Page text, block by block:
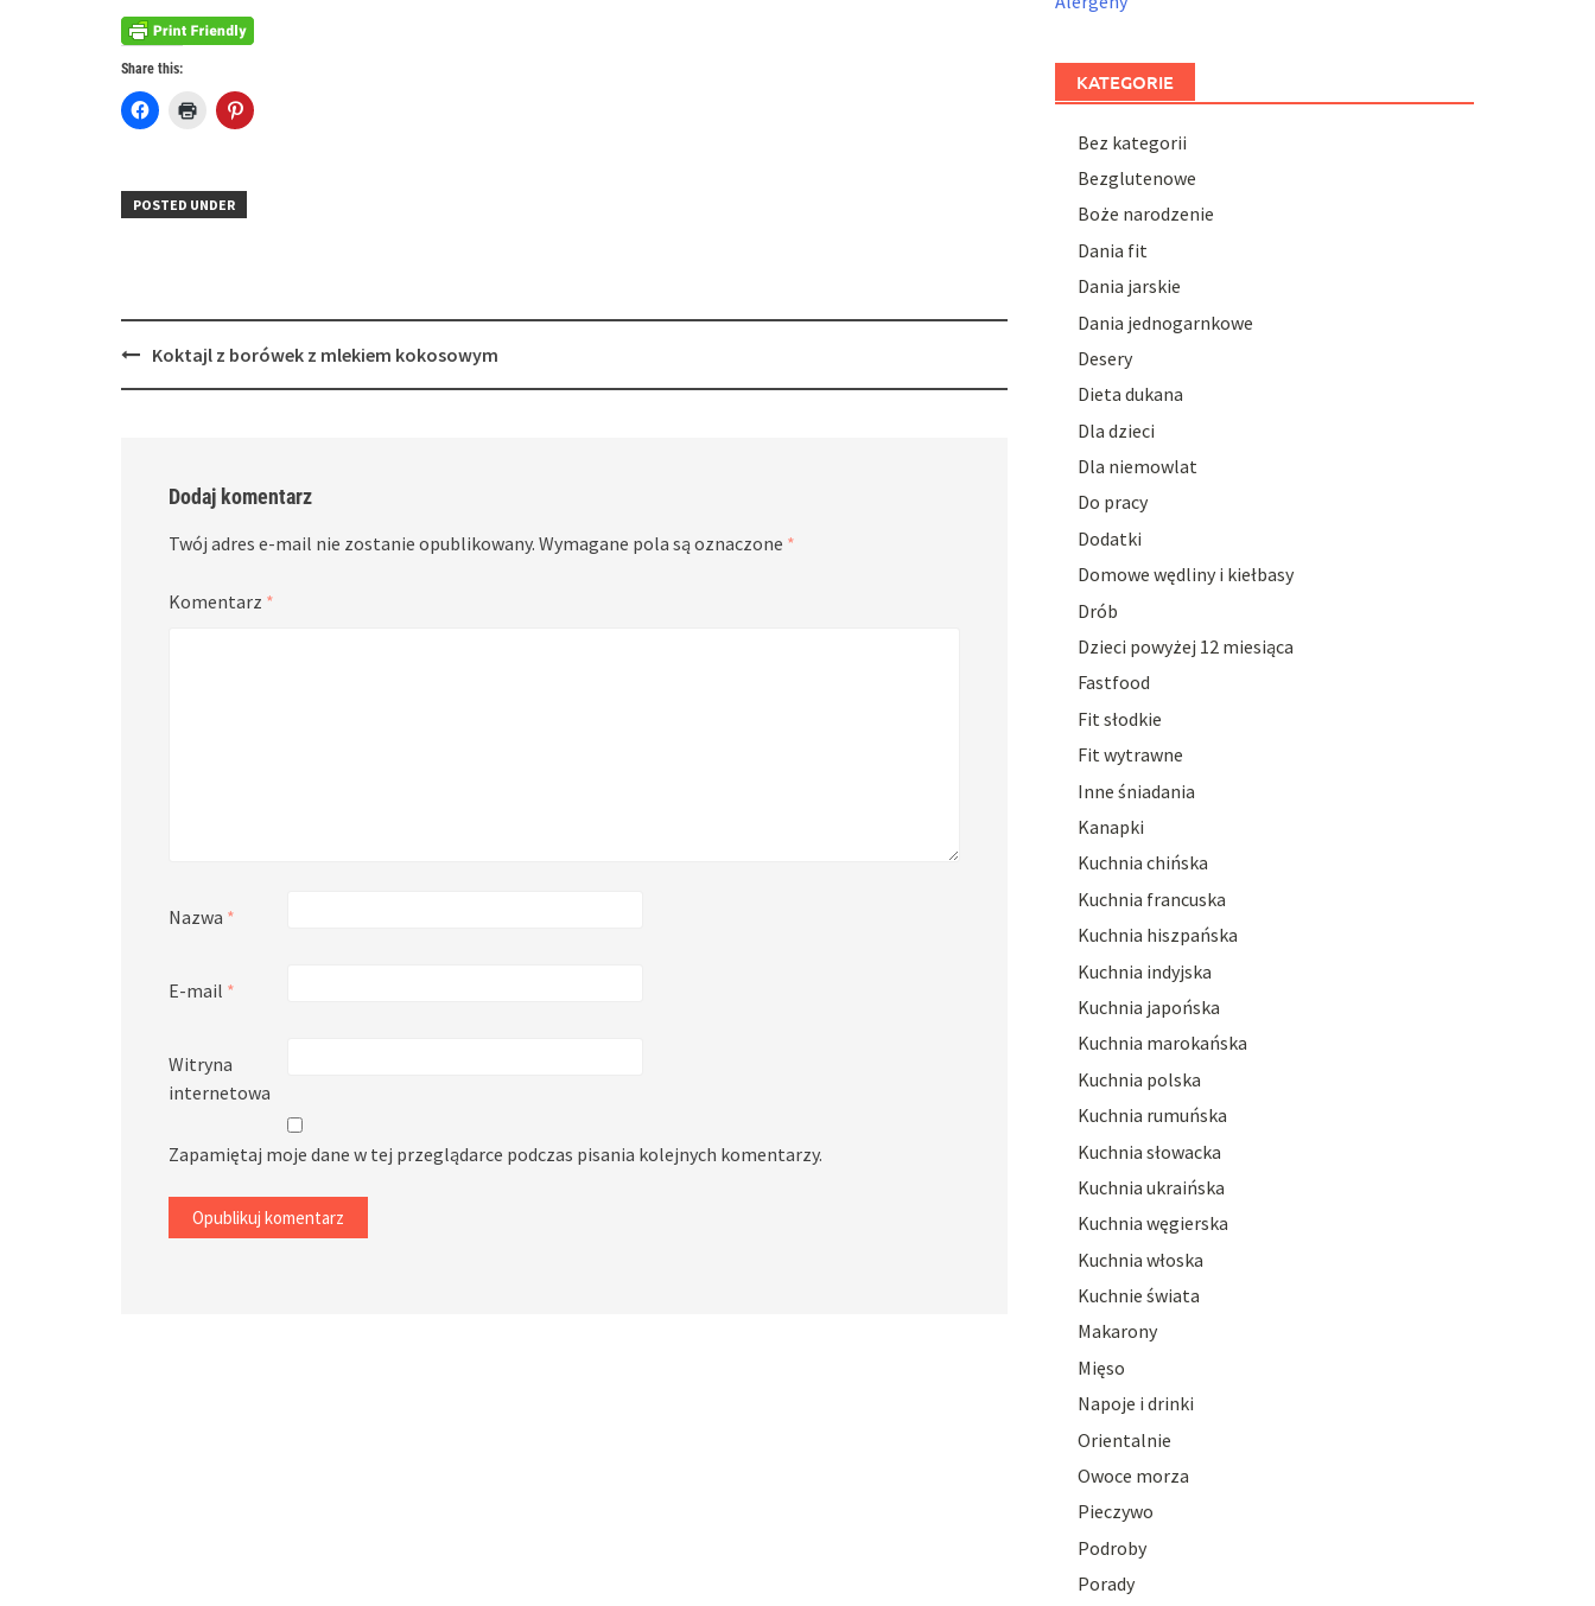
Share this:
Click
to
in
new
Click
window)
Click
to
new
POSTED UNDER
PostKoktajl z borówek z mlekiem kokosowym
Dodaj komentarz
Twój adres e-mail nie zostanie opublikowany. Wymagane pola są oznaczone *
Komentarz *
Nazwa *
E-mail *
Witryna
internetowa
Zapamiętaj moje dane w tej przeglądarce podczas pisania kolejnych komentarzy.
KATEGORIE
Bez kategorii
Bezglutenowe
Boże narodzenie
Dania fit
Dania jarskie
Dania jednogarnkowe
Desery
Dieta dukana
Dla dzieci
Dla niemowlat
Do pracy
Dodatki
Domowe wędliny i kiełbasy
Drób
Dzieci powyżej 12 miesiąca
Fastfood
Fit słodkie
Fit wytrawne
Inne śniadania
Kanapki
Kuchnia chińska
Kuchnia francuska
Kuchnia hiszpańska
Kuchnia indyjska
Kuchnia japońska
Kuchnia marokańska
Kuchnia polska
Kuchnia rumuńska
Kuchnia słowacka
Kuchnia ukraińska
Kuchnia węgierska
Kuchnia włoska
Kuchnie świata
Makarony
Mięso
Napoje i drinki
Orientalnie
Owoce morza
Pieczywo
Podroby
Porady